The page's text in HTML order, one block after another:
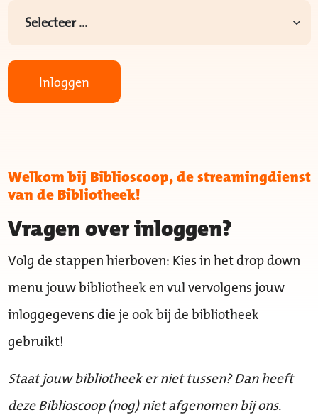
Inloggen
Welkom bij Biblioscoop, de streamingdienst
van de Bibliotheek!
Vragen over inloggen?
Volg de stappen hierboven: Kies in het drop down
menu jouw bibliotheek en vul vervolgens jouw
inloggegevens die je ook bij de bibliotheek
gebruikt!
Staat jouw bibliotheek er niet tussen? Dan heeft
deze Biblioscoop (nog) niet afgenomen bij ons.